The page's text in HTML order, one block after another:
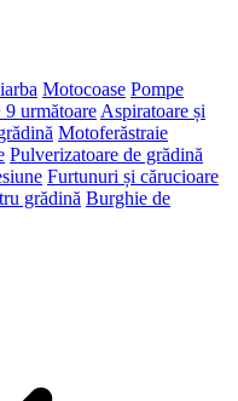
Motocoase Pompe
9 următoare Aspiratoare și
Motoferăstraie
Pulverizatoare de grădină
Furtunuri și cărucioare
grădină Burghie de